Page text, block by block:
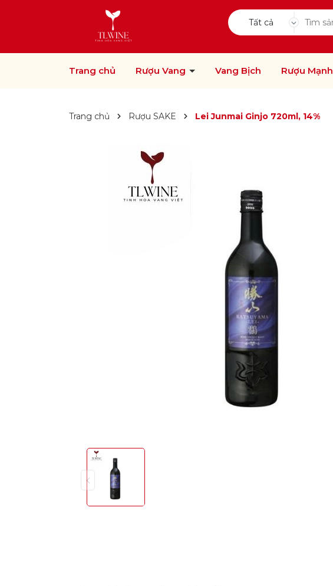
Tất cả
Trang chủ Rượu Vang Vang Bịch Rượu Mạnh
Trang chủ Rượu SAKE Lei Junmai Ginjo 720ml, 14%